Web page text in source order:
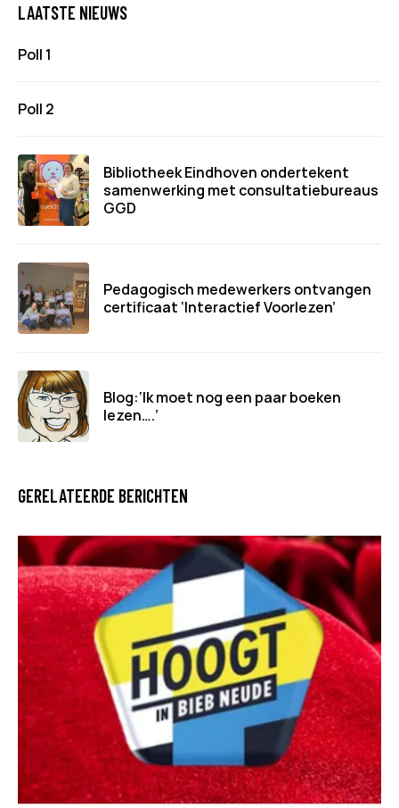
LAATSTE NIEUWS
Poll 1
Poll 2
Bibliotheek Eindhoven ondertekent
samenwerking met consultatiebureaus
GGD
Pedagogisch medewerkers ontvangen
certificaat ‘Interactief Voorlezen’
Blog:‘Ik moet nog een paar boeken
lezen….’
GERELATEERDE BERICHTEN